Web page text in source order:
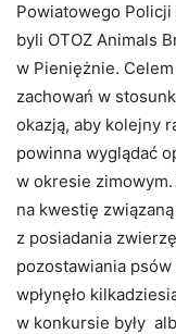
Powiatowego
byli OTOZ Animals
w Pieniężnie.
zachowań w
okazją, aby kolejny
powinna wyglądać
w okresie
na kwestię
z posiadania
pozostawiania
wpłynęło
w konkursie były